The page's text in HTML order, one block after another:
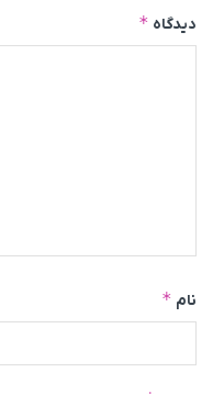
دیدگاه *
نام *